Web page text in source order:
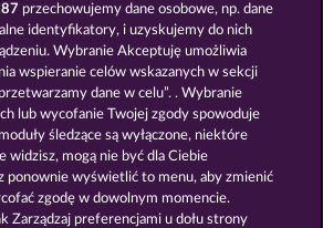
MYSTERIES OF KARNAK
JACK POTTER AND THE BOOK OF DYNASTIES LUCKY PHARAOH WILD
przechowujemy dane osobowe, np. dane
identyfikatory, i uzyskujemy do nich
Wybranie Akceptuję umożliwia
wspieranie celów wskazanych w sekcji
dane w celu”. . Wybranie
lub wycofanie Twojej zgody spowoduje
śledzące są wyłączone, niektóre
widzisz, mogą nie być dla Ciebie
ponownie wyświetlić to menu, aby zmienić
zgodę w dowolnym momencie.
Zarządzaj preferencjami u dołu strony